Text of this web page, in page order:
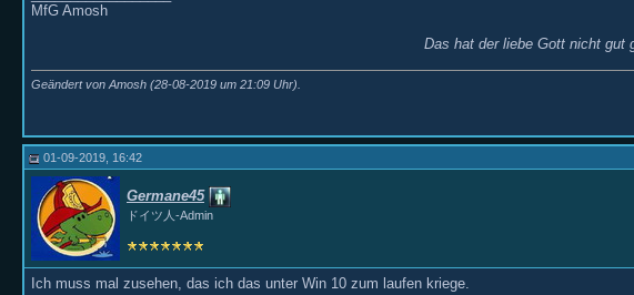
MfG Amosh
Das hat der liebe Gott nicht gut
Geändert von Amosh (28-08-2019 um 21:09 Uhr).
01-09-2019, 16:42
Germane45
ドイツ人-Admin
Ich muss mal zusehen, das ich das unter Win 10 zum laufen kriege.